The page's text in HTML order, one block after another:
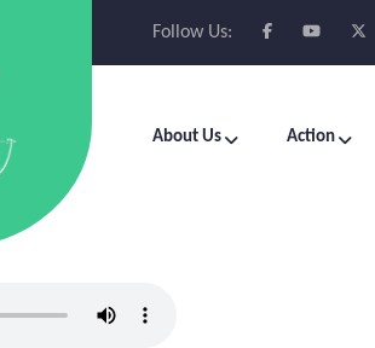
Follow Us:
About Us Action